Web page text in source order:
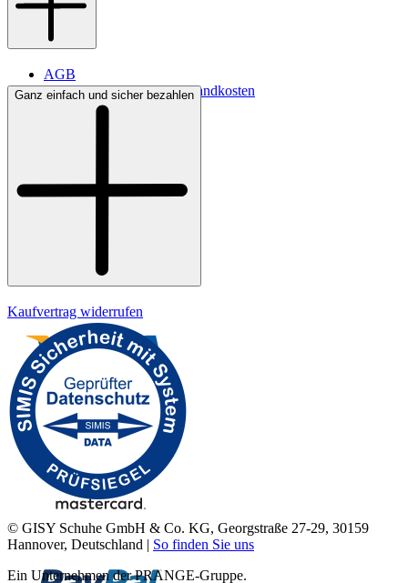
AGB
Lieferbedingungen & Versandkosten
Bezahlung
Ganz einfach und sicher bezahlen
Kaufvertrag widerrufen
© GISY Schuhe GmbH & Co. KG, Georgstraße 27-29, 30159
Hannover, Deutschland | So finden Sie uns
Ein Unternehmen der PRANGE-Gruppe.